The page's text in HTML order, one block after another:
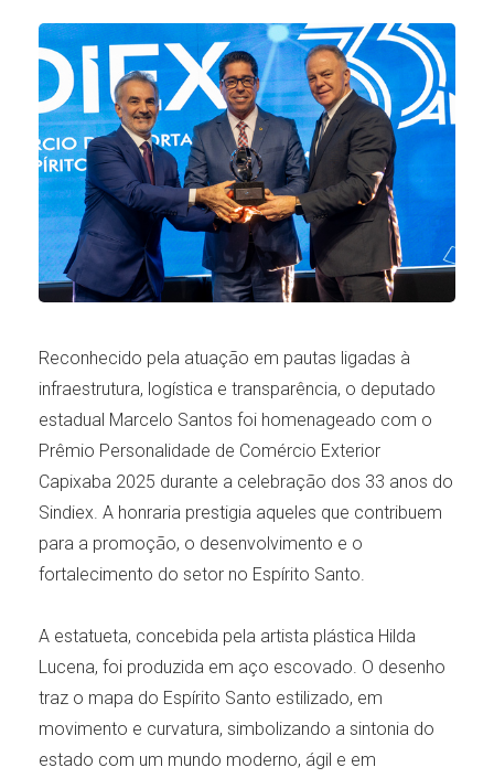
Reconhecido pela atuação em pautas ligadas à
infraestrutura, logística e transparência, o deputado
estadual Marcelo Santos foi homenageado com o
Prêmio Personalidade de Comércio Exterior
Capixaba 2025 durante a celebração dos 33 anos do
Sindiex. A honraria prestigia aqueles que contribuem
para a promoção, o desenvolvimento e o
fortalecimento do setor no Espírito Santo.
A estatueta, concebida pela artista plástica Hilda
Lucena, foi produzida em aço escovado. O desenho
traz o mapa do Espírito Santo estilizado, em
movimento e curvatura, simbolizando a sintonia do
estado com um mundo moderno, ágil e em